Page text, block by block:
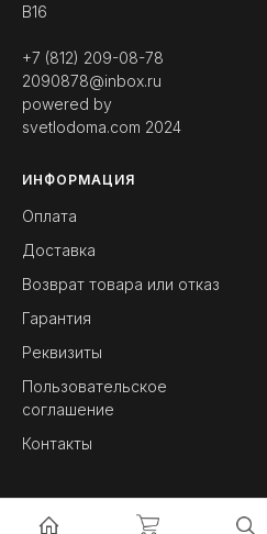
B16
+7 (812) 209-08-78
2090878@inbox.ru
powered by
svetlodoma.com 2024
ИНФОРМАЦИЯ
Оплата
Доставка
Возврат товара или отказ
Гарантия
Реквизиты
Пользовательское
соглашение
Контакты